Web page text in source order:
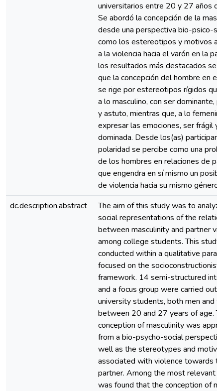
universitarios entre 20 y 27 años
Se abordó la concepción de la
desde una perspectiva bio-psico-
como los estereotipos y motivos
a la violencia hacia el varón en la
los resultados más destacados se
que la concepción del hombre en el
se rige por estereotipos rígidos que
a lo masculino, con ser dominante,
y astuto, mientras que, a lo
expresar las emociones, ser frágil y
dominada. Desde los(as)
polaridad se percibe como una
de los hombres en relaciones de
que engendra en sí mismo un
de violencia hacia su mismo género.
dc.description.abstract
The aim of this study was to
social representations of the
between masculinity and partner
among college students. This study
conducted within a qualitative
focused on the socioconstructionist
framework. 14 semi-structured
and a focus group were carried out
university students, both men and
between 20 and 27 years of age.
conception of masculinity was
from a bio-psycho-social
well as the stereotypes and
associated with violence towards
partner. Among the most relevant
was found that the conception of